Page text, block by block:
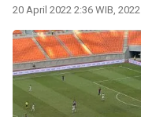
20 April 2022 2:36 WIB, 2022